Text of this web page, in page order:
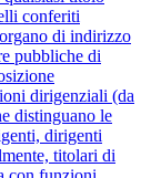
conferiti
di indirizzo
pubbliche di
dirigenziali (da
distinguano le
dirigenti
titolari di